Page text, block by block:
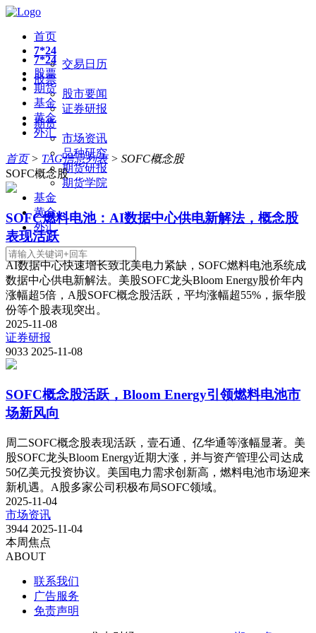
首页
7*24
交易日历
股票
股市要闻
证券研报
期货
市场资讯
品种研究
期货研报
期货学院
基金
黄金
外汇
7*24
股票
期货
基金
黄金
外汇
首页> TAG信息列表> SOFC概念股
SOFC概念股
SOFC燃料电池：AI数据中心供电新解法，概念股
表现活跃
AI数据中心快速增长致北美电力紧缺，SOFC燃料电池系统成
数据中心供电新解法。美股SOFC龙头Bloom Energy股价年内
涨幅超5倍，A股SOFC概念股活跃，平均涨幅超55%，振华股
份等个股表现突出。
2025-11-08
证券研报
9033 2025-11-08
SOFC概念股活跃，Bloom Energy引领燃料电池市
场新风向
周二SOFC概念股表现活跃，壹石通、亿华通等涨幅显著。美
股SOFC龙头Bloom Energy近期大涨，并与资产管理公司达成
50亿美元投资协议。美国电力需求创新高，燃料电池市场迎来
新机遇。A股多家公司积极布局SOFC领域。
2025-11-04
市场资讯
3944 2025-11-04
本周焦点
ABOUT
联系我们
广告服务
免责声明